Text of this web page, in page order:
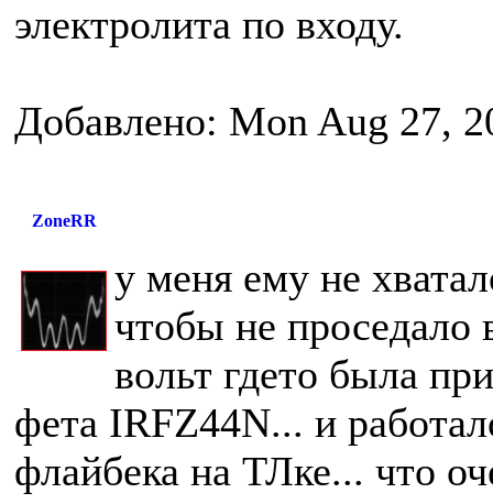
электролита по входу.
Добавлено: Mon Aug 27,
ZoneRR
у меня ему не
чтобы не
вольт гдето была
фета IRFZ44N... и
флайбека на ТЛке... что